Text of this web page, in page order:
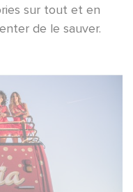
sur tout et en
de le sauver.